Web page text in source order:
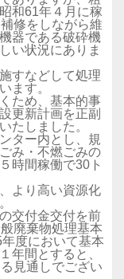
和61年４月に稼
修をしながら維
器である破砕機
い状況にありま
すなどして処理
ます。
ため、基本的事
更新計画を正副
たしました。
ター内とし、規
み・不燃ごみの
時間稼働で30ト
より高い資源化
交付金交付を前
廃棄物処理基本
度において基本
年間とすると、
見通しでござい